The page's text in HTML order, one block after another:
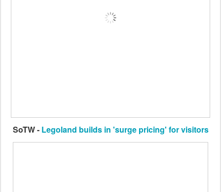
SoTW - Legoland builds in 'surge pricing' for visitors